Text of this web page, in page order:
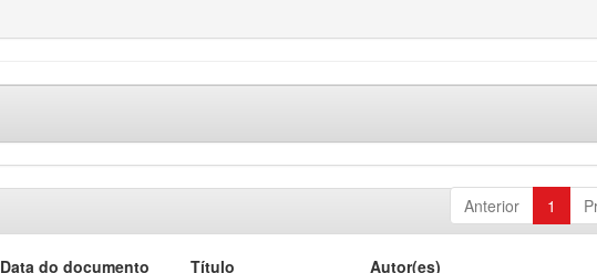
Anterior 1
Data do documento Título
Autor(es)